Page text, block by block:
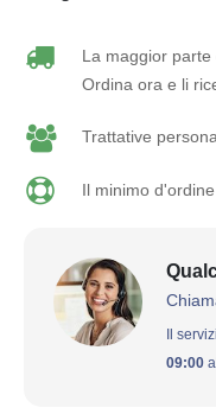
La maggior parte
Ordina ora e li
Trattative
Il minimo
Il
09:00